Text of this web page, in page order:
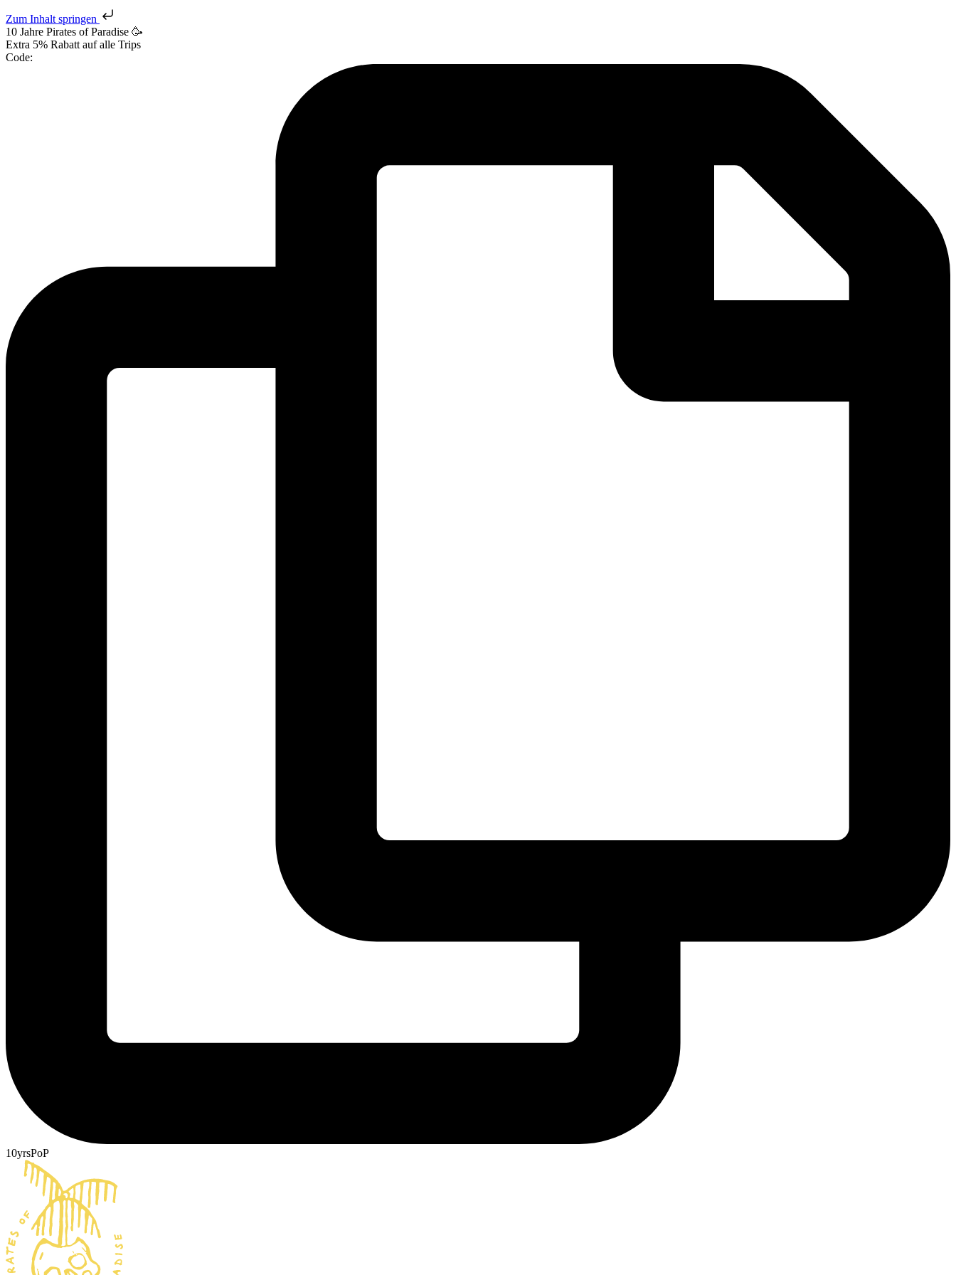
Zum Inhalt springen
10 Jahre Pirates of Paradise 🥳
Extra 5% Rabatt auf alle Trips
Code:
10yrsPoP